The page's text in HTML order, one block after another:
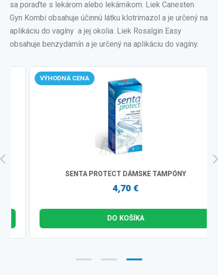
sa poraďte s lekárom alebo lekárnikom. Liek Canesten
Gyn Kombi obsahuje účinnú látku klotrimazol a je určený na
aplikáciu do vagíny a jej okolia. Liek Rosalgin Easy
obsahuje benzydamín a je určený na aplikáciu do vagíny.
VÝHODNÁ CENA
SENTA PROTECT DÁMSKE TAMPÓNY
4,70 €
DO KOŠÍKA